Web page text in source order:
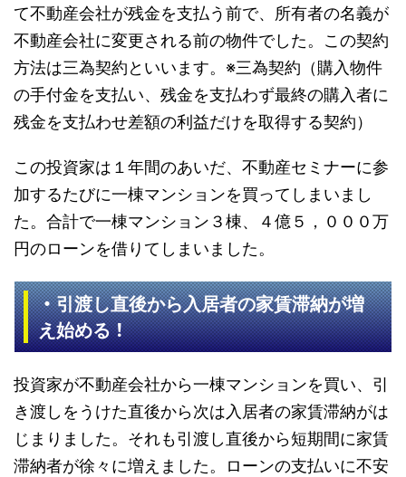
て不動産会社が残金を支払う前で、所有者の名義が
不動産会社に変更される前の物件でした。この契約
方法は三為契約といいます。※三為契約（購入物件
の手付金を支払い、残金を支払わず最終の購入者に
残金を支払わせ差額の利益だけを取得する契約）
この投資家は１年間のあいだ、不動産セミナーに参
加するたびに一棟マンションを買ってしまいまし
た。合計で一棟マンション３棟、４億５，０００万
円のローンを借りてしまいました。
・引渡し直後から入居者の家賃滞納が増
え始める！
投資家が不動産会社から一棟マンションを買い、引
き渡しをうけた直後から次は入居者の家賃滞納がは
じまりました。それも引渡し直後から短期間に家賃
滞納者が徐々に増えました。ローンの支払いに不安